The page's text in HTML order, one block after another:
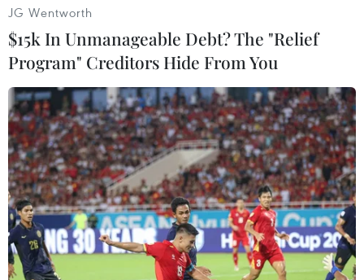
Theo dõi VietnamPlus
TIN LIÊN QUAN
JG Wentworth
$15k In Unmanageable Debt? The "Relief
Program" Creditors Hide From You